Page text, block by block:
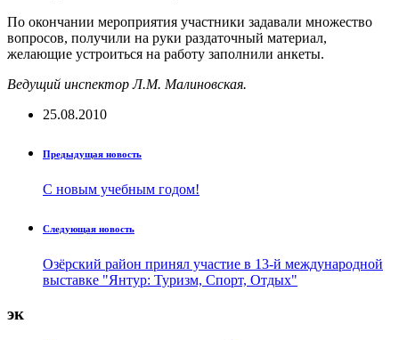
По окончании мероприятия участники задавали множество
вопросов, получили на руки раздаточный материал,
желающие устроиться на работу заполнили анкеты.
Ведущий инспектор Л.М. Малиновская.
25.08.2010
Предыдущая новость
С новым учебным годом!
Следующая новость
Озёрский район принял участие в 13-й международной
выставке "Янтур: Туризм, Спорт, Отдых"
эк